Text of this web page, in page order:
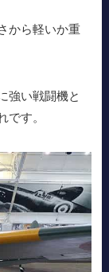
から軽いか重
強い戦闘機と
です。